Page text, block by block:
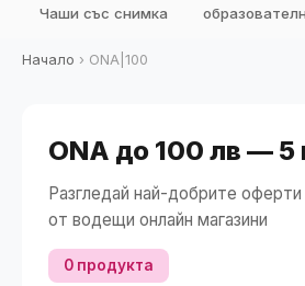
🔍 Намери
Чаши със снимка
Начало › ONA|100
ONA до 100 лв —
Разгледай най-добрите оферти
от водещи онлайн магазини
0 продукта